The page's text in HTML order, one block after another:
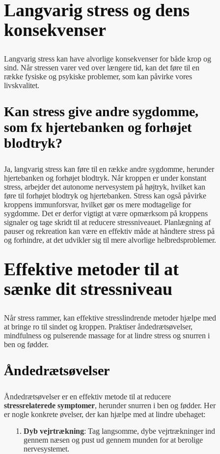
Langvarig stress og dens
konsekvenser
Langvarig stress kan have alvorlige konsekvenser for både krop og
sind. Når stressen varer ved over længere tid, kan det føre til en
række fysiske og psykiske problemer, som kan påvirke vores
livskvalitet.
Kan stress give andre sygdomme,
som fx hjertebanken og forhøjet
blodtryk?
Ja, langvarig stress kan føre til en række andre sygdomme, herunder
hjertebanken og forhøjet blodtryk. Når kroppen er under konstant
stress, arbejder det autonome nervesystem på højtryk, hvilket kan
føre til forhøjet blodtryk og hjertebanken. Stress kan også påvirke
kroppens immunforsvar, hvilket gør os mere modtagelige for
sygdomme. Det er derfor vigtigt at være opmærksom på kroppens
signaler og tage skridt til at reducere stressniveauet. Planlægning af
pauser og rekreation kan være en effektiv måde at håndtere stress på
og forhindre, at det udvikler sig til mere alvorlige helbredsproblemer.
Effektive metoder til at
sænke dit stressniveau
Når stress rammer, kan effektive stresslindrende metoder hjælpe med
at bringe ro til sindet og kroppen. Praktiser åndedrætsøvelser,
mindfulness og pulserende massage for at lindre stress og snurren i
ben og fødder.
Åndedrætsøvelser
Åndedrætsøvelser er en effektiv metode til at reducere
stressrelaterede symptomer, herunder snurren i ben og fødder. Her
er nogle konkrete øvelser, der kan hjælpe med at lindre ubehaget:
Dyb vejrtrækning: Tag langsomme, dybe vejrtrækninger ind
gennem næsen og pust ud gennem munden for at berolige
nervesystemet.